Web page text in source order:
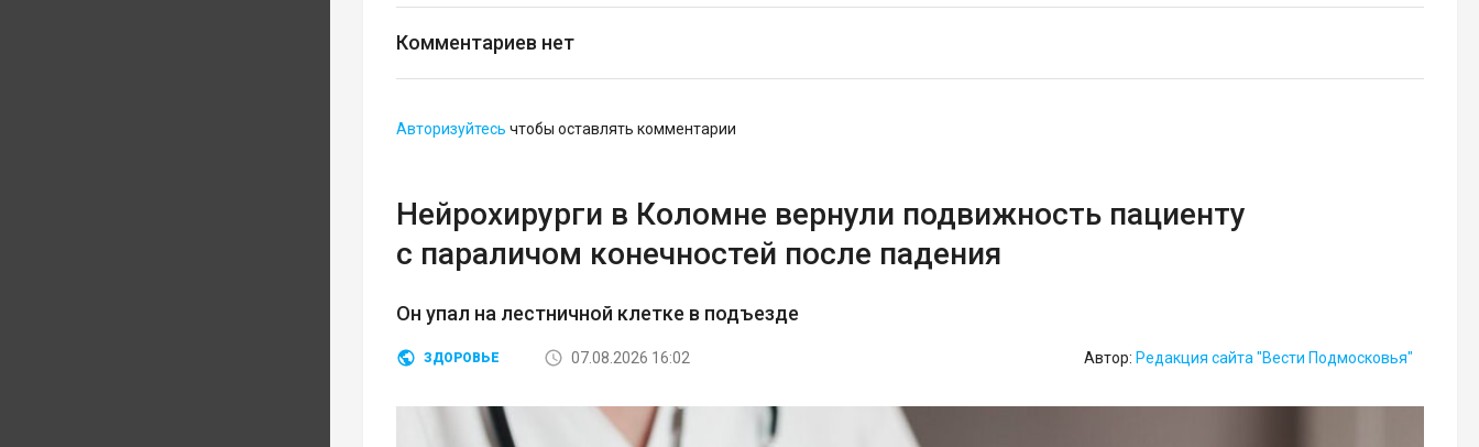
Комментариев нет
Авторизуйтесь чтобы оставлять комментарии
Нейрохирурги в Коломне вернули подвижность пациенту
с параличом конечностей после падения
Он упал на лестничной клетке в подъезде
ЗДОРОВЬЕ 07.08.2026 16:02 Автор: Редакция сайта "Вести Подмосковья"